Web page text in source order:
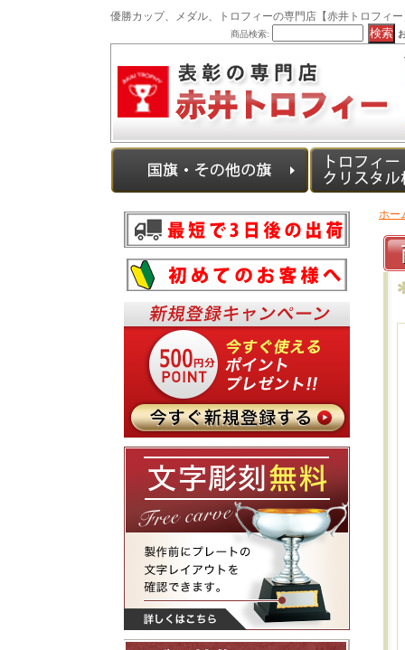
優勝カップ、メダル、トロフィーの専門店【赤井トロフィ
商品検索:
ホー